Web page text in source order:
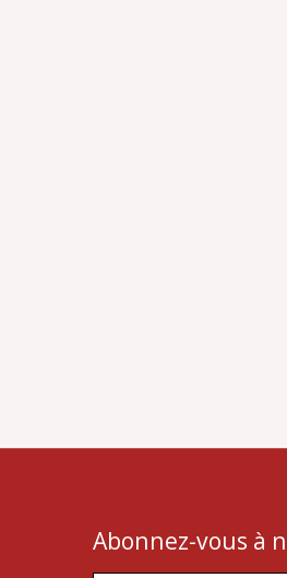
Abonnez-vous à